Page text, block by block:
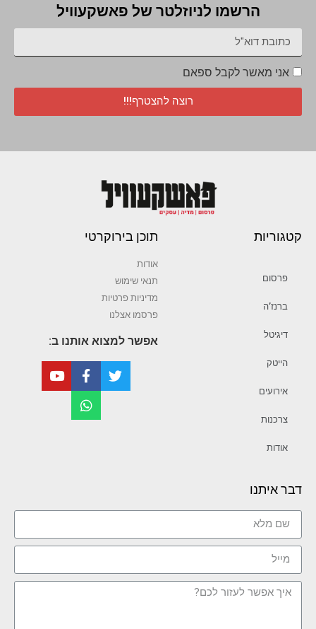
הרשמו לניוזלטר של פאשקעוויל
אני מאשר לקבל ספאם
רוצה להצטרף!!!
קטגוריות
פרסום
ברנז’ה
דיגיטל
הייטק
אירועים
צרכנות
אודות
תוכן בירוקרטי
אודות
תנאי שימוש
מדיניות פרטיות
פרסמו אצלנו
אפשר למצוא אותנו ב:
דבר איתנו